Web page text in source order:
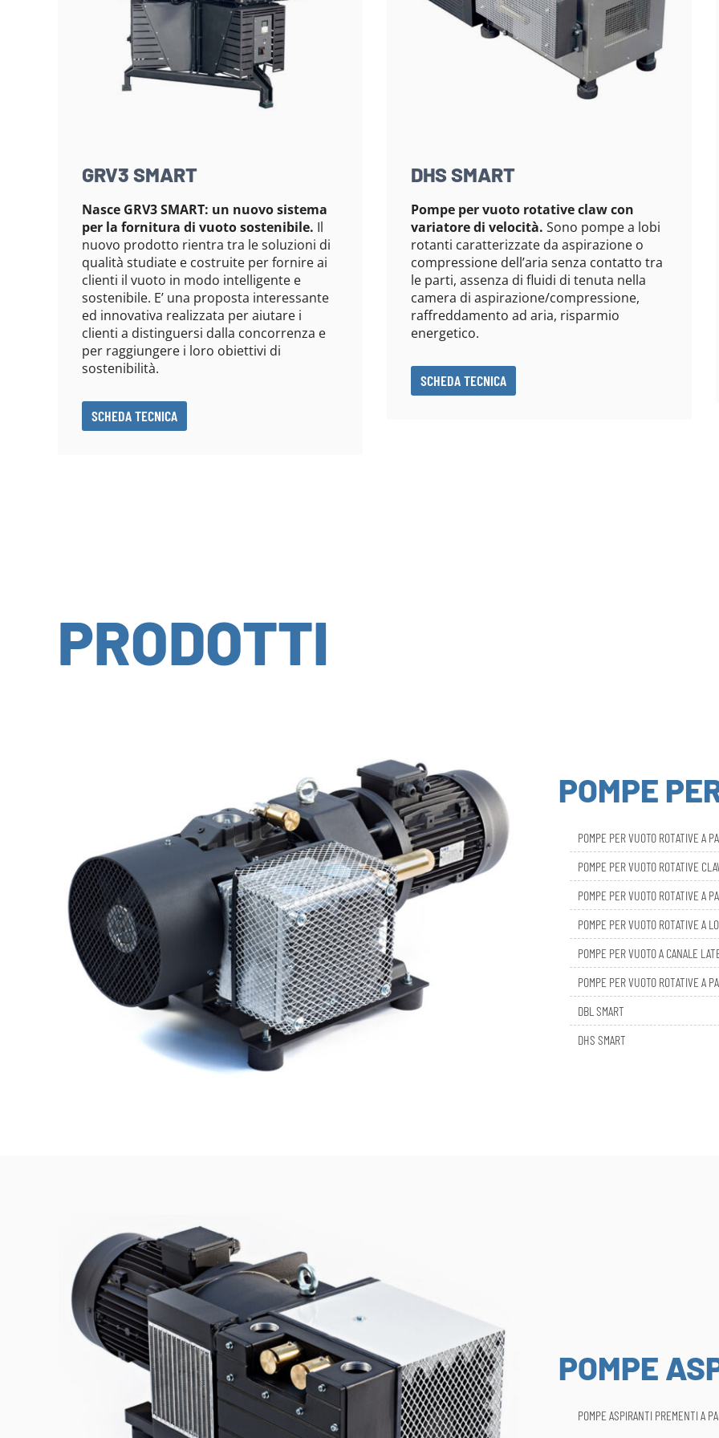
GRV3 SMART
Nasce GRV3 SMART: un nuovo sistema
per la fornitura di vuoto sostenibile. Il
nuovo prodotto rientra tra le soluzioni di
qualità studiate e costruite per fornire ai
clienti il vuoto in modo intelligente e
sostenibile. E’ una proposta interessante
ed innovativa realizzata per aiutare i
clienti a distinguersi dalla concorrenza e
per raggiungere i loro obiettivi di
sostenibilità.
SCHEDA TECNICA
DHS SMART
Pompe per vuoto rotative claw con
variatore di velocità. Sono pompe a lobi
rotanti caratterizzate da aspirazione o
compressione dell’aria senza contatto tra
le parti, assenza di fluidi di tenuta nella
camera di aspirazione/compressione,
raffreddamento ad aria, risparmio
energetico.
SCHEDA TECNICA
PRODOTTI
POMPE
POMPE PER VUOTO ROTATIVE A
POMPE PER VUOTO ROTATIVE
POMPE PER VUOTO ROTATIVE A
POMPE PER VUOTO ROTATIVE A
POMPE PER VUOTO A CANALE
POMPE PER VUOTO ROTATIVE A
DBL SMART
DHS SMART
POMPE
POMPE ASPIRANTI PREMENTI A